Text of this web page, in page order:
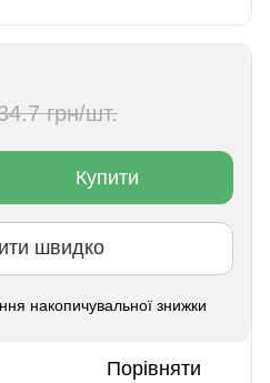
грн/шт.
Купити
швидко
накопичувальної знижки
Порівняти